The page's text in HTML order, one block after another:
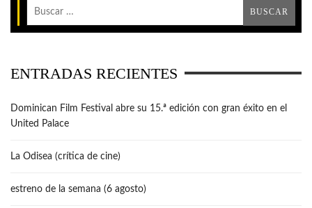
ENTRADAS RECIENTES
Dominican Film Festival abre su 15.ª edición con gran éxito en el
United Palace
La Odisea (crítica de cine)
estreno de la semana (6 agosto)